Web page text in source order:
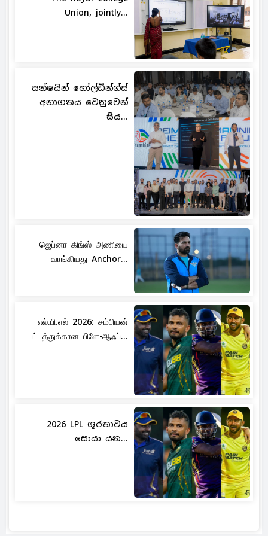
Union, jointly...
සන්ෂයින් හෝල්ඩින්ග්ස්
අනාගතය වෙනුවෙන්
සිය...
ஜெப்னா கிங்ஸ் அணியை
வாங்கியது Anchor...
எல்.பி.எல் 2026: சம்பியன்
பட்டத்துக்கான பிளே-ஆஃப்...
2026 LPL ශූරතාවය
සොයා යන...